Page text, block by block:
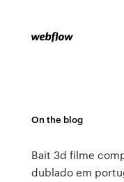
On the blog
Bait 3d filme
dublado em